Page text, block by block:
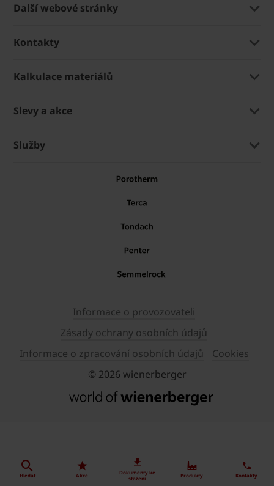
Hledat Akce
Dokumenty ke
stažení
Produkty Kontakty
Další webové stránky
Kontakty
Kalkulace materiálů
Slevy a akce
Služby
Informace o provozovateli
Zásady ochrany osobních údajů
Informace o zpracování osobních údajů
Cookies
© 2026 wienerberger